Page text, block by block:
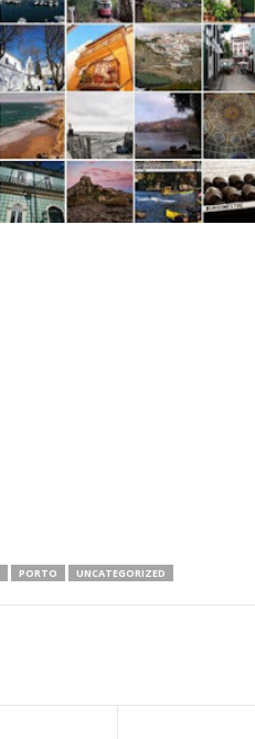
PORTO UNCATEGORIZED